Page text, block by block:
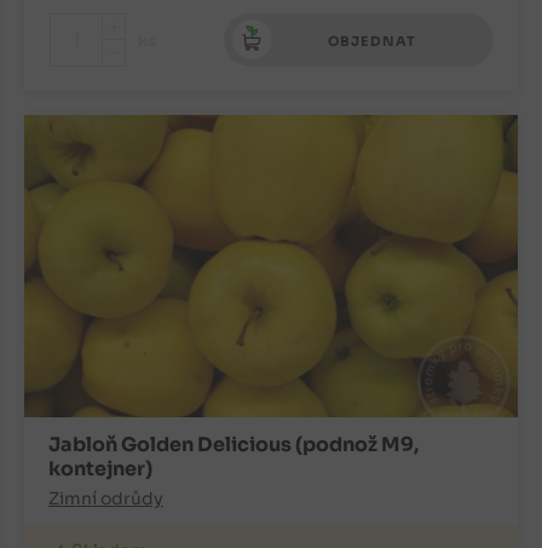
OBJEDNAT
Jabloň Golden Delicious (podnož M9,
kontejner)
Zimní odrůdy